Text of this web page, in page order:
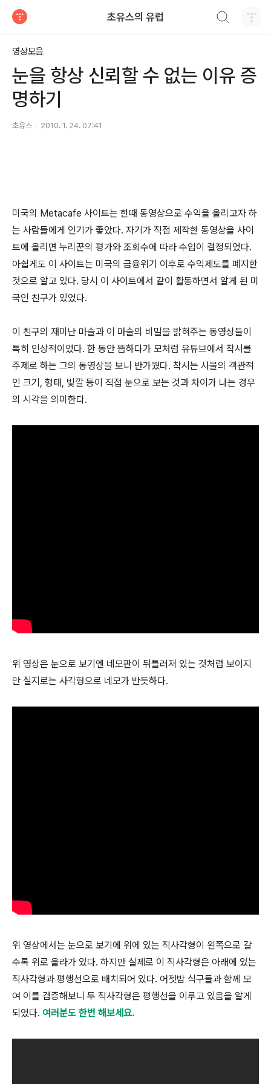
초유스의 유럽
영상모음
눈을 항상 신뢰할 수 없는 이유 증
명하기
초유스 2010. 1. 24. 07:41
미국의 Metacafe 사이트는 한때 동영상으로 수익을 올리고자 하
는 사람들에게 인기가 좋았다. 자기가 직접 제작한 동영상을 사이
트에 올리면 누리꾼의 평가와 조회수에 따라 수입이 결정되었다.
아쉽게도 이 사이트는 미국의 금융위기 이후로 수익제도를 폐지한
것으로 알고 있다. 당시 이 사이트에서 같이 활동하면서 알게 된 미
국인 친구가 있었다.
이 친구의 재미난 마술과 이 마술의 비밀을 밝혀주는 동영상들이
특히 인상적이었다. 한 동안 뜸하다가 모처럼 유튜브에서 착시를
주제로 하는 그의 동영상을 보니 반가웠다. 착시는 사물의 객관적
인 크기, 형태, 빛깔 등이 직접 눈으로 보는 것과 차이가 나는 경우
의 시각을 의미한다.
위 영상은 눈으로 보기엔 네모판이 뒤틀려져 있는 것처럼 보이지
만 실지로는 사각형으로 네모가 반듯하다.
위 영상에서는 눈으로 보기에 위에 있는 직사각형이 왼쪽으로 갈
수록 위로 올라가 있다. 하지만 실제로 이 직사각형은 아래에 있는
직사각형과 평행선으로 배치되어 있다. 어젯밤 식구들과 함께 모
여 이를 검증해보니 두 직사각형은 평행선을 이루고 있음을 알게
되었다. 여러분도 한번 해보세요.